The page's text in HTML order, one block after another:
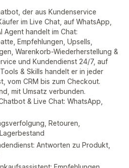
der aus Kundenservice
im Live Chat, auf WhatsApp,
Agent handelt im Chat:
Empfehlungen, Upsells,
Warenkorb-Wiederherstellung &
und Kundendienst 24/7, auf
& Skills handelt er in jeder
vom CRM bis zum Checkout.
mit Umsatz verbunden.
& Live Chat: WhatsApp,
Retouren,
Antworten zu Produkt,